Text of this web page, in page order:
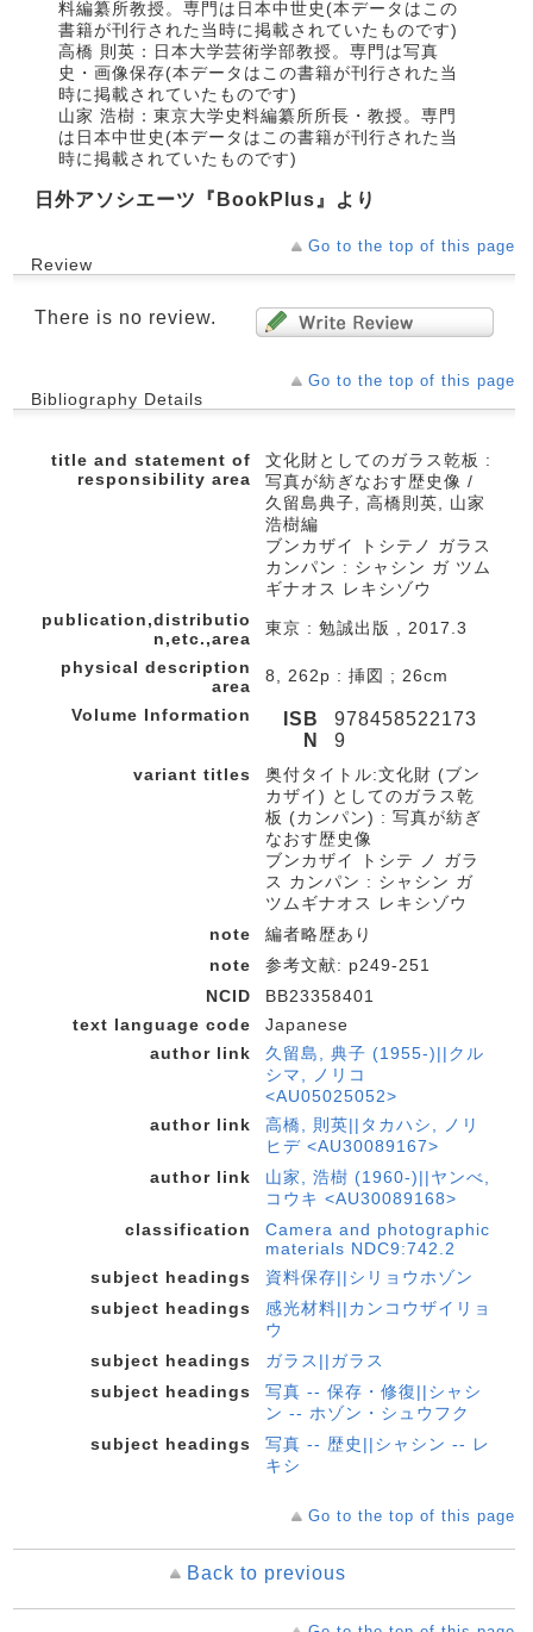
料編纂所教授。専門は日本中世史(本データはこの
書籍が刊行された当時に掲載されていたものです)
高橋 則英：日本大学芸術学部教授。専門は写真
史・画像保存(本データはこの書籍が刊行された当
時に掲載されていたものです)
山家 浩樹：東京大学史料編纂所所長・教授。専門
は日本中世史(本データはこの書籍が刊行された当
時に掲載されていたものです)
日外アソシエーツ『BookPlus』より
Go to the top of this page
Review
There is no review.
Go to the top of this page
Bibliography Details
title and statement of
responsibility area
文化財としてのガラス乾板 :
写真が紡ぎなおす歴史像 /
久留島典子, 高橋則英, 山家
浩樹編
ブンカザイ トシテノ ガラス
カンパン : シャシン ガ ツム
ギナオス レキシゾウ
publication,distributio
n,etc.,area
東京 : 勉誠出版 , 2017.3
physical description
area
8, 262p : 挿図 ; 26cm
Volume Information
ISB
N
978458522173
9
variant titles
奥付タイトル:文化財 (ブン
カザイ) としてのガラス乾
板 (カンパン) : 写真が紡ぎ
なおす歴史像
ブンカザイ トシテ ノ ガラ
ス カンパン : シャシン ガ
ツムギナオス レキシゾウ
note
編者略歴あり
note
参考文献: p249-251
NCID
BB23358401
text language code
Japanese
author link
久留島, 典子 (1955-)||クル
シマ, ノリコ
<AU05025052>
author link
高橋, 則英||タカハシ, ノリ
ヒデ <AU30089167>
author link
山家, 浩樹 (1960-)||ヤンべ,
コウキ <AU30089168>
classification
Camera and photographic
materials NDC9:742.2
subject headings
資料保存||シリョウホゾン
subject headings
感光材料||カンコウザイリョ
ウ
subject headings
ガラス||ガラス
subject headings
写真 -- 保存・修復||シャシ
ン -- ホゾン・シュウフク
subject headings
写真 -- 歴史||シャシン -- レ
キシ
Go to the top of this page
Back to previous